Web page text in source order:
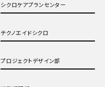
シクロケアプランセンター
テクノエイドシクロ
プロジェクトデザイン部